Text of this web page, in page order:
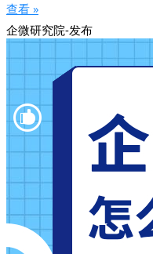
查看 »
企微研究院-发布